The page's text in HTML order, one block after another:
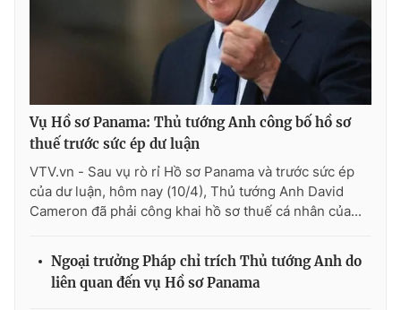
Theo dõi báo trên
Đài Truyền hình Việt Nam
Giấy phép hoạt động báo in và báo điện tử số 483/GP-BTTTT
cấp ngày 29/12/2023
Vụ Hồ sơ Panama: Thủ tướng Anh công bố hồ sơ
thuế trước sức ép dư luận
VTV.vn - Sau vụ rò rỉ Hồ sơ Panama và trước sức ép
của dư luận, hôm nay (10/4), Thủ tướng Anh David
Cameron đã phải công khai hồ sơ thuế cá nhân của...
Ngoại trưởng Pháp chỉ trích Thủ tướng Anh do
liên quan đến vụ Hồ sơ Panama